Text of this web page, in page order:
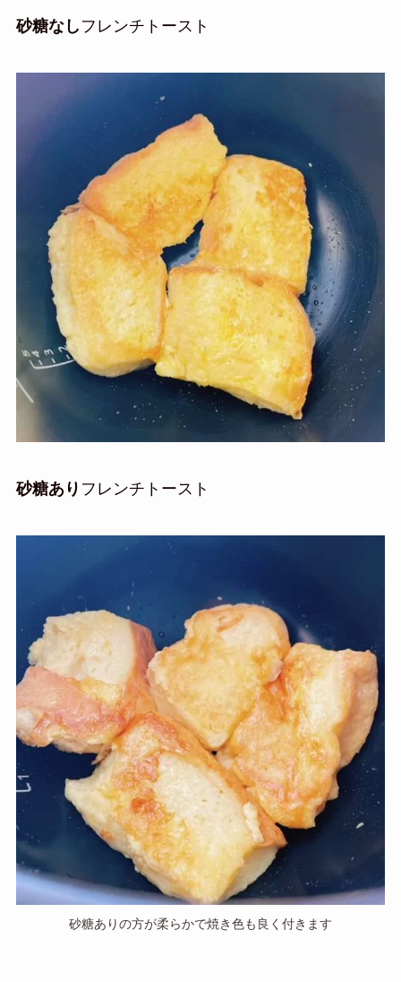
砂糖なし フレンチトースト
砂糖あり フレンチトースト
砂糖ありの方が柔らかで焼き色も良く付きます